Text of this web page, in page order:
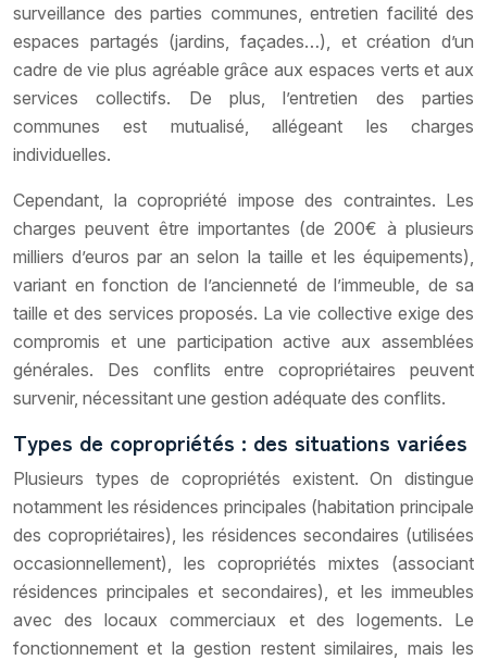
surveillance des parties communes, entretien facilité des
espaces partagés (jardins, façades…), et création d’un
cadre de vie plus agréable grâce aux espaces verts et aux
services collectifs. De plus, l’entretien des parties
communes est mutualisé, allégeant les charges
individuelles.
Cependant, la copropriété impose des contraintes. Les
charges peuvent être importantes (de 200€ à plusieurs
milliers d’euros par an selon la taille et les équipements),
variant en fonction de l’ancienneté de l’immeuble, de sa
taille et des services proposés. La vie collective exige des
compromis et une participation active aux assemblées
générales. Des conflits entre copropriétaires peuvent
survenir, nécessitant une gestion adéquate des conflits.
Types de copropriétés : des situations variées
Plusieurs types de copropriétés existent. On distingue
notamment les résidences principales (habitation principale
des copropriétaires), les résidences secondaires (utilisées
occasionnellement), les copropriétés mixtes (associant
résidences principales et secondaires), et les immeubles
avec des locaux commerciaux et des logements. Le
fonctionnement et la gestion restent similaires, mais les